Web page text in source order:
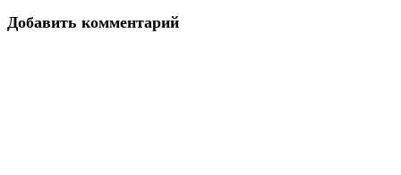
Добавить комментарий